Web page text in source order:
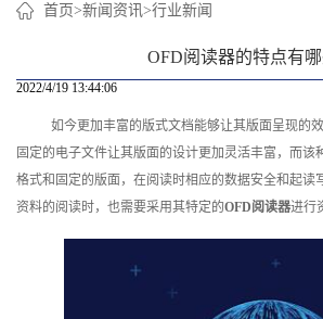
首页>新闻资讯>行业新闻
OFD阅读器的特点有
2022/4/19 13:44:06
如今更加丰富的版式文档能够让其版面呈现的
固定的电子文件让其版面的设计更加灵活丰富，而该
格式和固定的版面，在阅读时相应的数据安全和起读
资料的阅读时，也需要采用其特定的OFD阅读器进行